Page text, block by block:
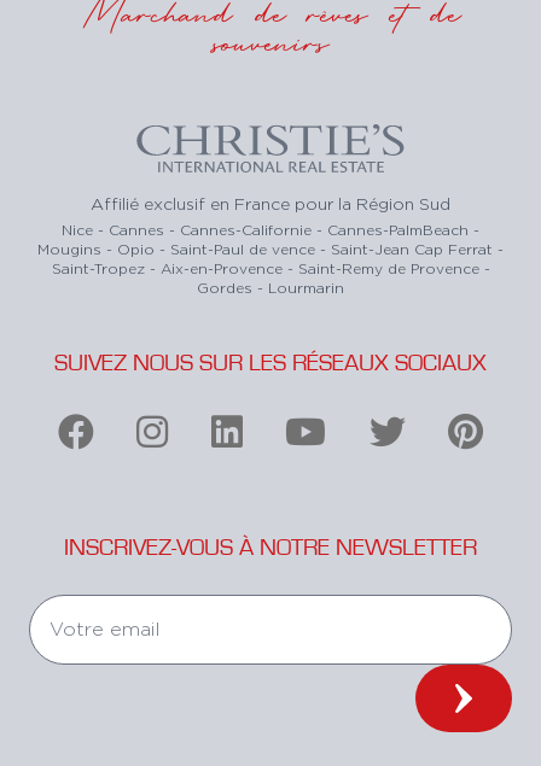
Marchand de rêves et de
souvenirs
Affilié exclusif en France pour la Région Sud
Nice - Cannes - Cannes-Californie - Cannes-PalmBeach -
Mougins - Opio - Saint-Paul de vence - Saint-Jean Cap Ferrat -
Saint-Tropez - Aix-en-Provence - Saint-Remy de Provence -
Gordes - Lourmarin
SUIVEZ NOUS SUR LES RÉSEAUX SOCIAUX
INSCRIVEZ-VOUS À NOTRE NEWSLETTER